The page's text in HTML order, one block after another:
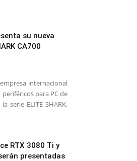
su nueva
CA700
internacional
para PC de
serie ELITE SHARK,
RTX 3080 Ti y
presentadas